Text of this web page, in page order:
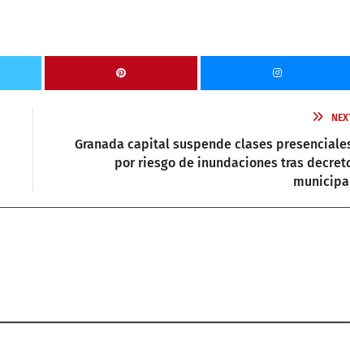
Granada capital suspende clases
por riesgo de inundaciones tras